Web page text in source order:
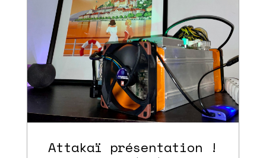
Attakaï présentation !